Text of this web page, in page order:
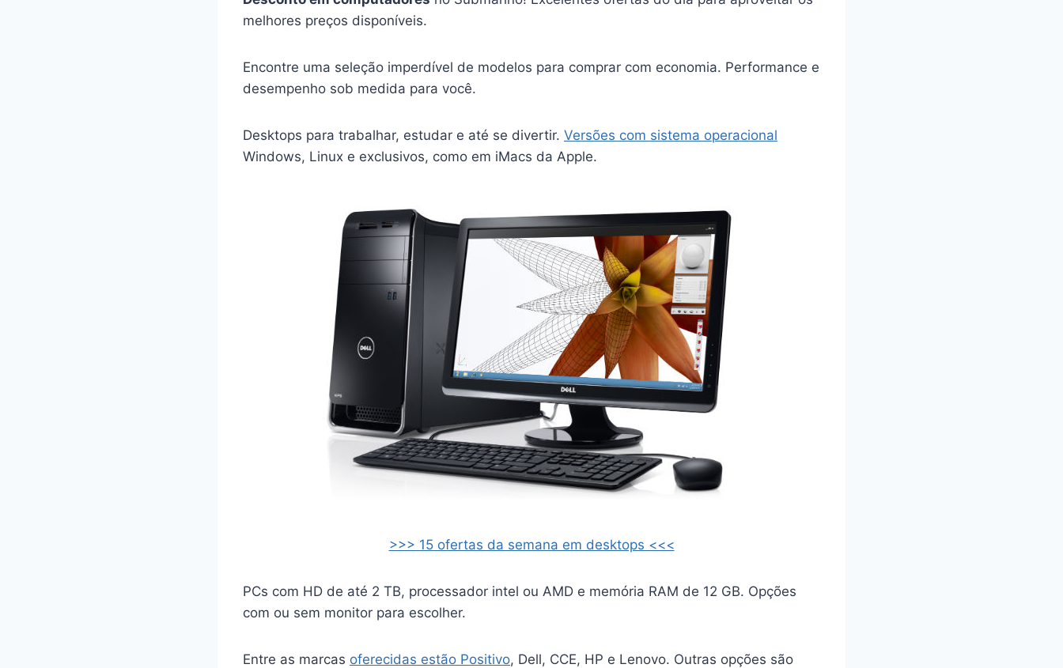
melhores preços disponíveis.
Encontre uma seleção imperdível de modelos para comprar com economia. Performance e
desempenho sob medida para você.
Desktops para trabalhar, estudar e até se divertir. Versões com sistema operacional
Windows, Linux e exclusivos, como em iMacs da Apple.
>>> 15 ofertas da semana em desktops <<<
PCs com HD de até 2 TB, processador intel ou AMD e memória RAM de 12 GB. Opções
com ou sem monitor para escolher.
Entre as marcas oferecidas estão Positivo, Dell, CCE, HP e Lenovo. Outras opções são